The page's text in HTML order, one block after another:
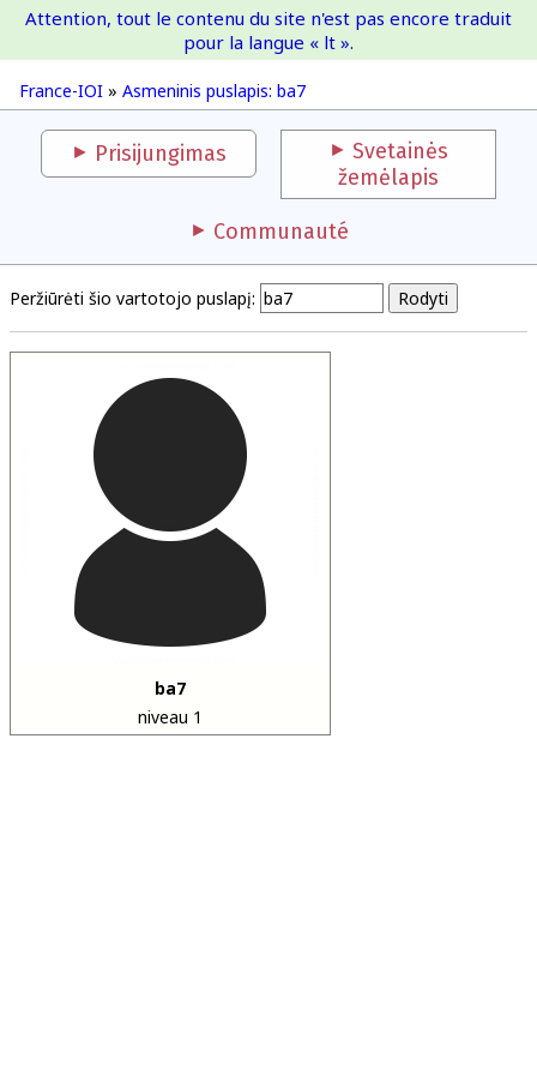
France-IOI
France-IOI » Asmeninis puslapis: ba7
Attention, tout le contenu du site n'est pas encore traduit
pour la langue « lt ».
Prisijungimas
Svetainės
žemėlapis
Communauté
Peržiūrėti šio vartotojo puslapį:
ba7
niveau 1